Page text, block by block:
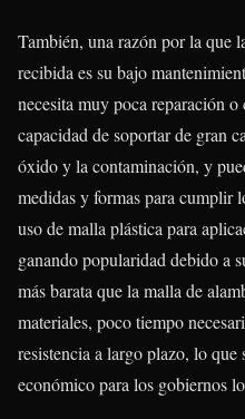
También, una razón por la que
recibida es su bajo
necesita muy poca reparación
capacidad de soportar de gran
óxido y la contaminación, y
medidas y formas para cumplir
uso de malla plástica para
ganando popularidad debido a
más barata que la malla de
materiales, poco tiempo
resistencia a largo plazo, lo que
económico para los gobiernos